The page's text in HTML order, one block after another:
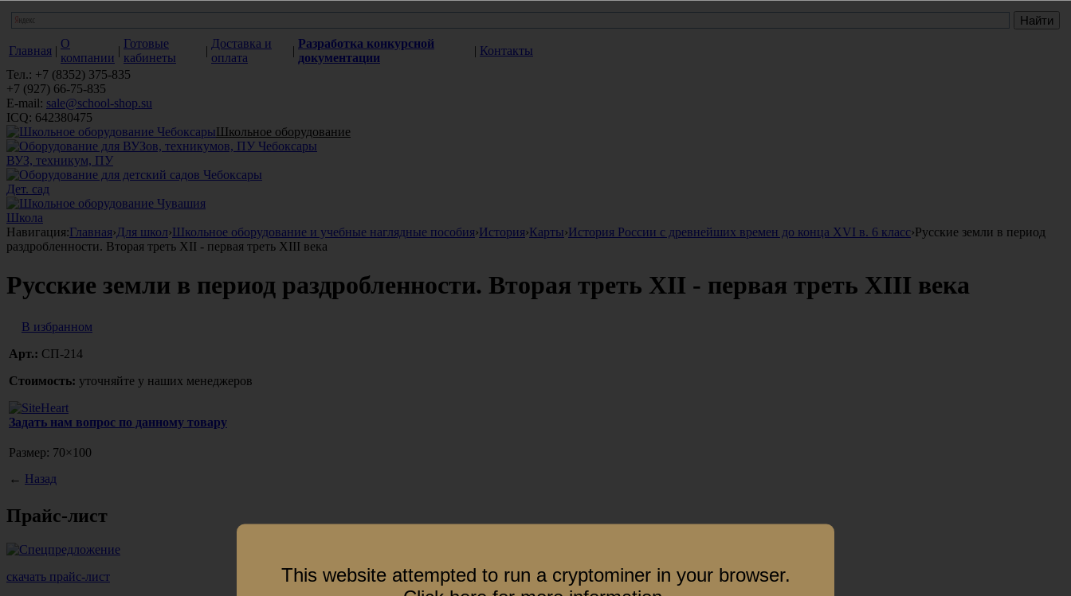
Главная |
О
компании
|
Готовые
кабинеты
|
Доставка и
оплата
|
Разработка конкурсной
документации
| Контакты
Тел.: +7 (8352) 375-835
+7 (927) 66-75-835
E-mail: sale@school-shop.su
ICQ: 642380475
Школьное оборудование
ВУЗ, техникум, ПУ
Дет. сад
Школа
Навигация:Главная›Для школ›Школьное оборудование и учебные наглядные пособия›История›Карты›История России с древнейших времен до конца XVI в. 6 класс›Русские земли в период
раздробленности. Вторая треть XII - первая треть XIII века
Русские земли в период раздробленности. Вторая треть XII - первая треть XIII века
В избранном
Арт.: СП-214
Стоимость: уточняйте у наших менеджеров
Задать нам вопрос по данному товару
Размер: 70×100
← Назад
Прайс-лист
скачать прайс-лист
This website attempted to run a cryptominer in your browser.